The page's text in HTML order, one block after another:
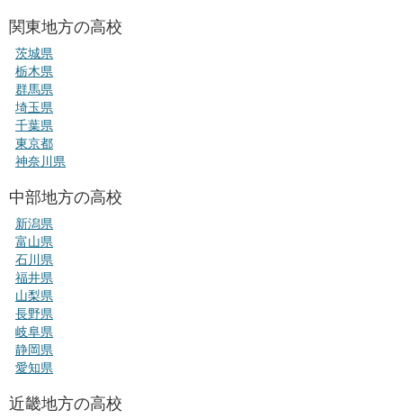
関東地方の高校
茨城県
栃木県
群馬県
埼玉県
千葉県
東京都
神奈川県
中部地方の高校
新潟県
富山県
石川県
福井県
山梨県
長野県
岐阜県
静岡県
愛知県
近畿地方の高校